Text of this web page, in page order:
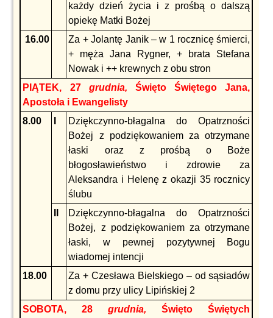
każdy dzień życia i z prośbą o dalszą
opiekę Matki Bożej
16.00
Za + Jolantę Janik – w 1 rocznicę śmierci,
+ męża Jana Rygner, + brata Stefana
Nowak i ++ krewnych z obu stron
PIĄTEK, 27grudnia,Święto Świętego Jana,
Apostoła i Ewangelisty
8.00
Dziękczynno-błagalna do Opatrzności
Bożej z podziękowaniem za otrzymane
łaski oraz z prośbą o Boże
błogosławieństwo i zdrowie za
Aleksandra i Helenę z okazji 35 rocznicy
ślubu
Dziękczynno-błagalna do Opatrzności
Bożej, z podziękowaniem za otrzymane
łaski, w pewnej pozytywnej Bogu
wiadomej intencji
18.00
Za + Czesława Bielskiego – od sąsiadów
z domu przy ulicy Lipińskiej 2
SOBOTA, 28 grudnia,Święto Świętych